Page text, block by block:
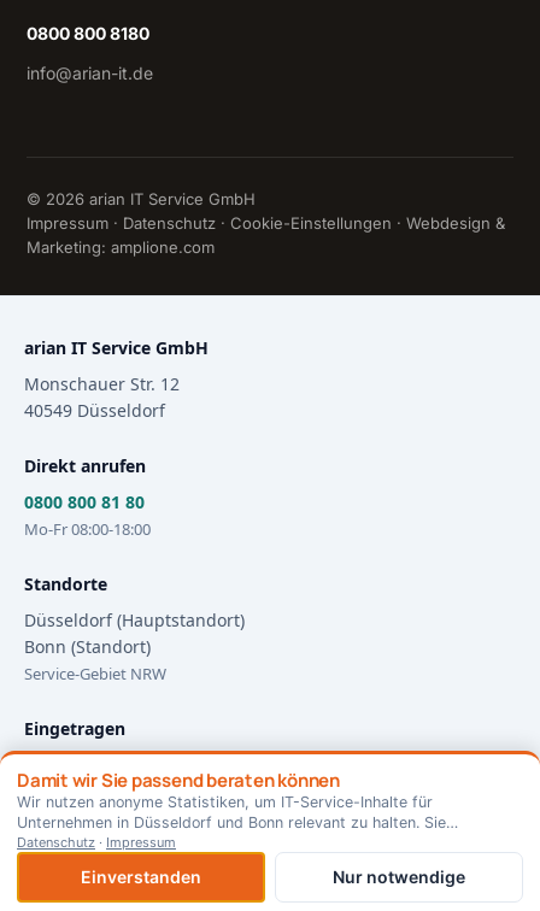
0800 800 8180
info@arian-it.de
© 2026 arian IT Service GmbH
Impressum · Datenschutz · Cookie-Einstellungen · Webdesign &
Marketing: amplione.com
⊕ Als App installieren
arian IT Service GmbH
Monschauer Str. 12
40549 Düsseldorf
Direkt anrufen
0800 800 81 80
Mo-Fr 08:00-18:00
Standorte
Düsseldorf (Hauptstandort)
Bonn (Standort)
Service-Gebiet NRW
Eingetragen
Amtsgericht Düsseldorf
Impressum · Datenschutz
Damit wir Sie passend beraten können
Wir nutzen anonyme Statistiken, um IT-Service-Inhalte für
Unternehmen in Düsseldorf und Bonn relevant zu halten. Sie
entscheiden — jederzeit änderbar.
Datenschutz · Impressum
Einverstanden Nur notwendige